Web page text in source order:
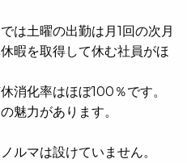
は土曜の出勤は月1回の次月
暇を取得して休む社員がほ
消化率はほぼ100％です。
魅力があります。
ルマは設けていません。